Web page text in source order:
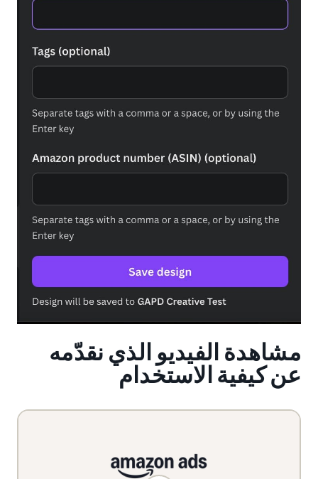
مشاهدة الفيديو الذي نقدّمه
عن كيفية الاستخدام